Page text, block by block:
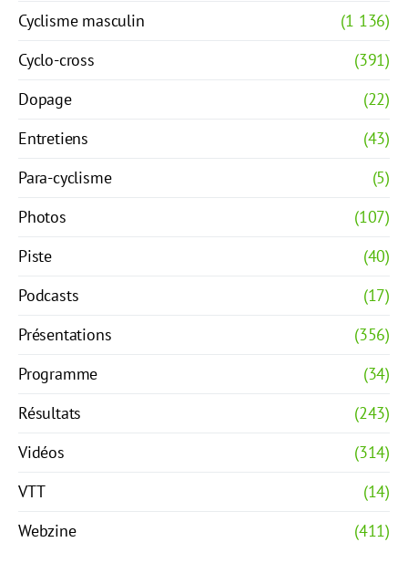
Cyclisme masculin
(1 136)
Cyclo-cross
(391)
Dopage
(22)
Entretiens
(43)
Para-cyclisme
(5)
Photos
(107)
Piste
(40)
Podcasts
(17)
Présentations
(356)
Programme
(34)
Résultats
(243)
Vidéos
(314)
VTT
(14)
Webzine
(411)